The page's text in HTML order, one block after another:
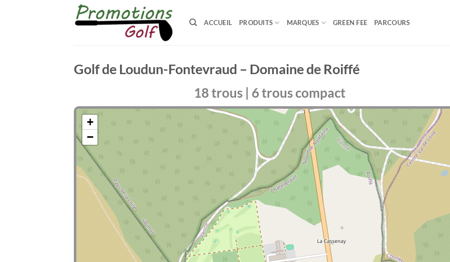
ACCUEIL PRODUITS MARQUES GREEN FEE PARCOURS
Golf de Loudun-Fontevraud – Domaine de Roiffé
18 trous | 6 trous compact
+
−